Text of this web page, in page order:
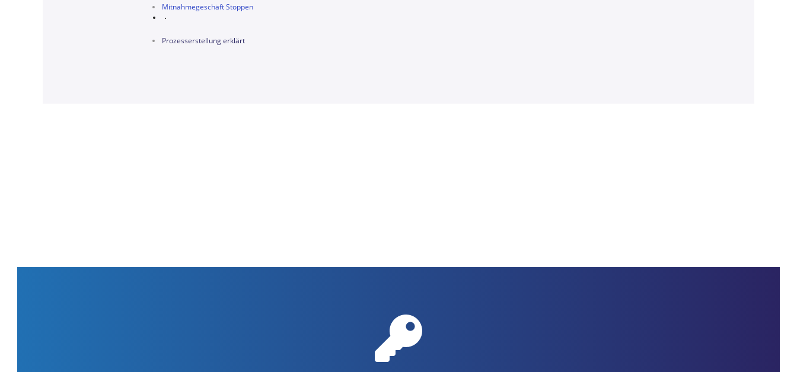
Mitnahmegeschäft Stoppen
Prozesserstellung erklärt